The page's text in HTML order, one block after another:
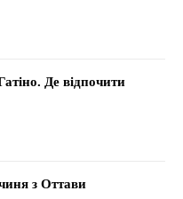
Де відпочити
з Оттави